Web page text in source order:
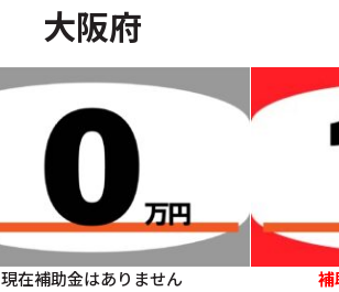
大阪府
現在補助金はありません 補